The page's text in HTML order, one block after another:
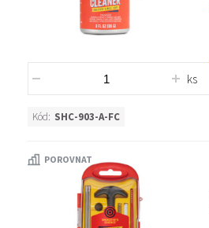
ks
Kód: SHC-903-A-FC
POROVNAT